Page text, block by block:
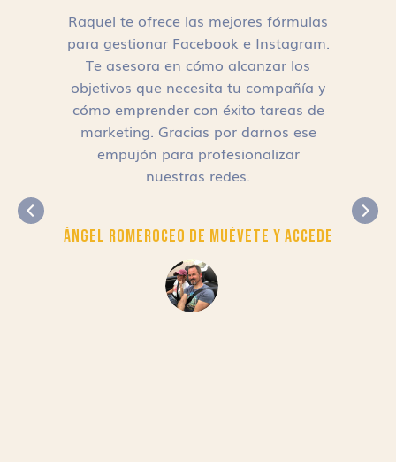
Raquel te ofrece las mejores fórmulas
para gestionar Facebook e Instagram.
Te asesora en cómo alcanzar los
objetivos que necesita tu compañía y
cómo emprender con éxito tareas de
marketing. Gracias por darnos ese
empujón para profesionalizar
nuestras redes.
Ángel RomeroCEO de Muévete y Accede